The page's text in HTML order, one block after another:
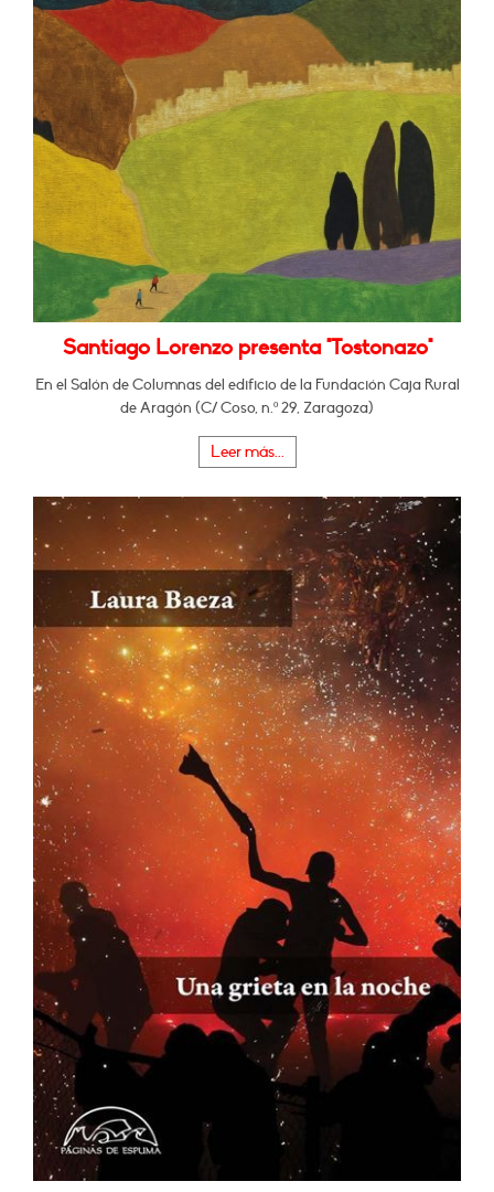
Santiago Lorenzo presenta "Tostonazo"
En el Salón de Columnas del edificio de la Fundación Caja Rural
de Aragón (C/ Coso, n.º 29, Zaragoza)
Leer más...